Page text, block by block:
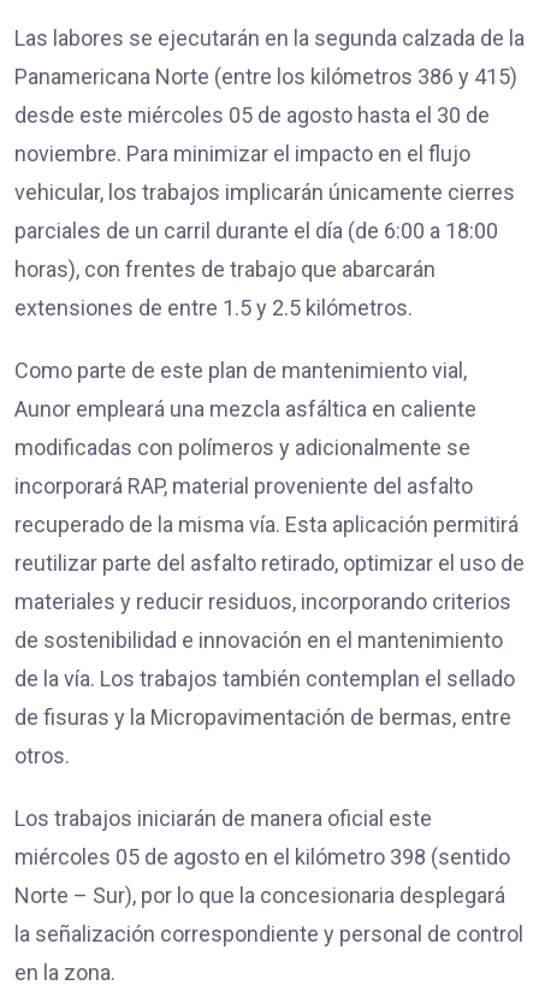
Las labores se ejecutarán en la segunda calzada de la
Panamericana Norte (entre los kilómetros 386 y 415)
desde este miércoles 05 de agosto hasta el 30 de
noviembre. Para minimizar el impacto en el flujo
vehicular, los trabajos implicarán únicamente cierres
parciales de un carril durante el día (de 6:00 a 18:00
horas), con frentes de trabajo que abarcarán
extensiones de entre 1.5 y 2.5 kilómetros.
Como parte de este plan de mantenimiento vial,
Aunor empleará una mezcla asfáltica en caliente
modificadas con polímeros y adicionalmente se
incorporará RAP, material proveniente del asfalto
recuperado de la misma vía. Esta aplicación permitirá
reutilizar parte del asfalto retirado, optimizar el uso de
materiales y reducir residuos, incorporando criterios
de sostenibilidad e innovación en el mantenimiento
de la vía. Los trabajos también contemplan el sellado
de fisuras y la Micropavimentación de bermas, entre
otros.
Los trabajos iniciarán de manera oficial este
miércoles 05 de agosto en el kilómetro 398 (sentido
Norte – Sur), por lo que la concesionaria desplegará
la señalización correspondiente y personal de control
en la zona.